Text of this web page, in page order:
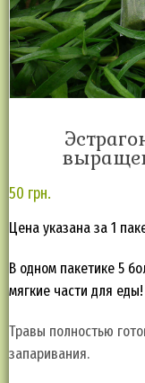
50 грн.
Цена указана за 1
В одном пакетике 5
мягкие части для
Травы полностью
запаривания.